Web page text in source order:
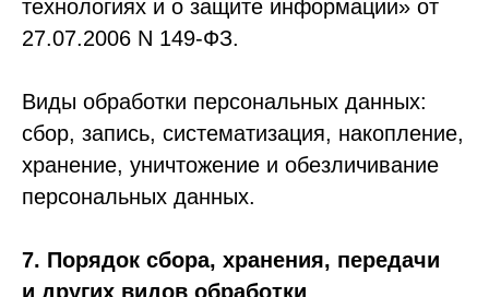
технологиях и о защите информации» от
27.07.2006 N 149-ФЗ.
Виды обработки персональных данных:
сбор, запись, систематизация, накопление,
хранение, уничтожение и обезличивание
персональных данных.
7. Порядок сбора, хранения, передачи
и других видов обработки